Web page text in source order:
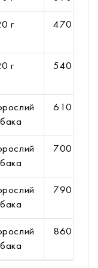
г 470 г
г 540 г
610 г
700 г
790 г
860 г